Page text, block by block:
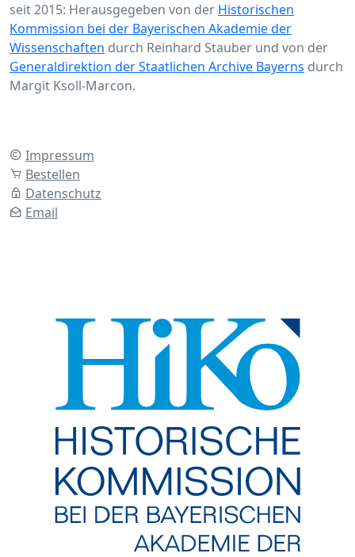
seit 2015: Herausgegeben von der Historischen
Kommission bei der Bayerischen Akademie der
Wissenschaften durch Reinhard Stauber und von der
Generaldirektion der Staatlichen Archive Bayerns durch
Margit Ksoll-Marcon.
Impressum
Bestellen
Datenschutz
Email